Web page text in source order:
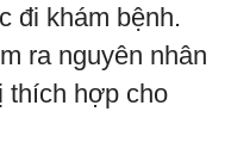
đi khám bệnh.
ra nguyên nhân
thích hợp cho